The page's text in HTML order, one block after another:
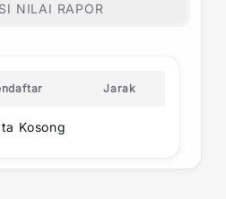
NILAI RAPOR
Jarak
Kosong